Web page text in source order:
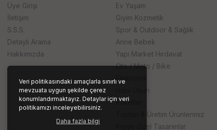
Veri politikasındaki amaçlarla sınırlı ve
mevzuata uygun şekilde çerez
konumlandırmaktayız. Detaylar için veri
politikamızı inceleyebilirsiniz.
Daha fazla bilgi
Üye Girişi
İletişim
S.S.S.
Detaylı Arama
Hakkımızda
Ev Yaşam
Giyim Kozmetik
Spor & Outdoor & Sağlık
Anne Bebek
Yapı Market Hırdavat
Oto / Moto / Bike
Hobi Oyun
Paketler
Toptan & Üretim Ürünlerimiz
Kişiye Özel Tasarımlar